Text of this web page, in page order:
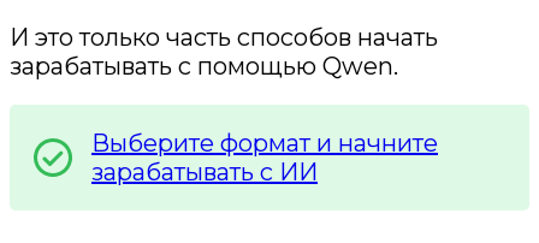
И это только часть способов начать
зарабатывать с помощью Qwen.
Выберите формат и начните
зарабатывать с ИИ